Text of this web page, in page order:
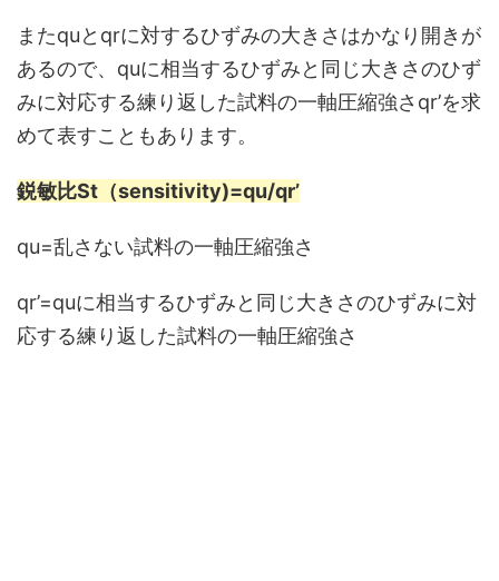
またquとqrに対するひずみの大きさはかなり開きが
あるので、quに相当するひずみと同じ大きさのひず
みに対応する練り返した試料の一軸圧縮強さqr’を求
めて表すこともあります。
鋭敏比St（sensitivity)=qu/qr’
qu=乱さない試料の一軸圧縮強さ
qr’=quに相当するひずみと同じ大きさのひずみに対
応する練り返した試料の一軸圧縮強さ